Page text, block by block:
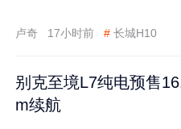
卢奇 17小时前 # 长城H10
别克至境L7纯电预售
m续航